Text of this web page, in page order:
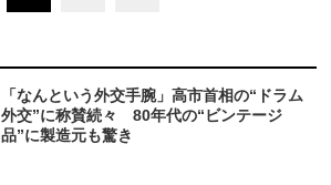
「なんという外交手腕」高市首相の“ドラム
外交”に称賛続々 80年代の“ビンテージ
品”に製造元も驚き